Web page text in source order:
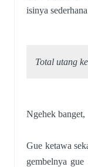
isinya
Total utang
Ngehek banget,
Gue ketawa
gembelnya